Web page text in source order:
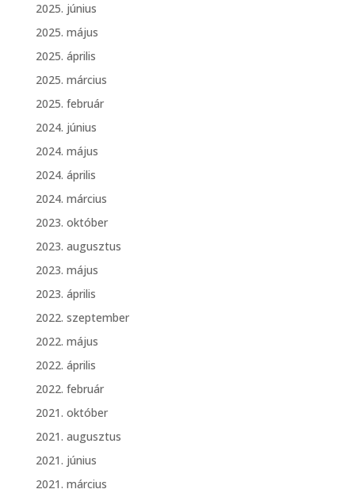
2025. június
2025. május
2025. április
2025. március
2025. február
2024. június
2024. május
2024. április
2024. március
2023. október
2023. augusztus
2023. május
2023. április
2022. szeptember
2022. május
2022. április
2022. február
2021. október
2021. augusztus
2021. június
2021. március